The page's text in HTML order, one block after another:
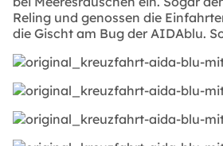
Reling und genossen die
die Gischt am Bug der AIDAblu.